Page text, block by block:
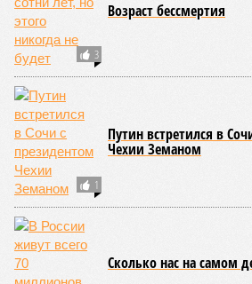
3
Возраст бессмертия
1
Путин встретился в
Чехии Земаном
Сколько нас на самом